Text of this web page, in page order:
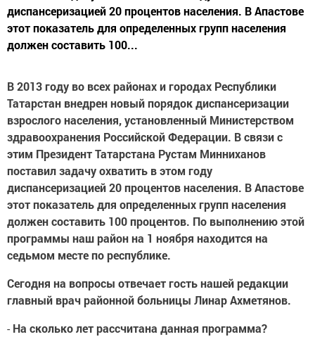
диспансеризацией 20 процентов населения. В Апастове
этот показатель для определенных групп населения
должен составить 100...
В 2013 году во всех районах и городах Республики
Татарстан внедрен новый порядок диспансеризации
взрослого населения, установленный Министерством
здравоохранения Российской Федерации. В связи с
этим Президент Татарстана Рустам Минниханов
поставил задачу охватить в этом году
диспансеризацией 20 процентов населения. В Апастове
этот показатель для определенных групп населения
должен составить 100 процентов. По выполнению этой
программы наш район на 1 ноября находится на
седьмом месте по республике.
Сегодня на вопросы отвечает гость нашей редакции
главный врач районной больницы Линар Ахметянов.
- На сколько лет рассчитана данная программа?